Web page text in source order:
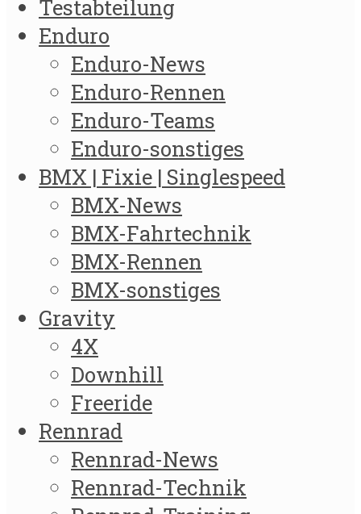
Testabteilung
Enduro
Enduro-News
Enduro-Rennen
Enduro-Teams
Enduro-sonstiges
BMX | Fixie | Singlespeed
BMX-News
BMX-Fahrtechnik
BMX-Rennen
BMX-sonstiges
Gravity
4X
Downhill
Freeride
Rennrad
Rennrad-News
Rennrad-Technik